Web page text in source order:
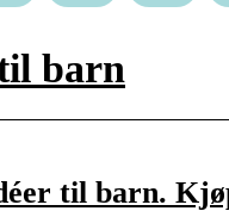
barn
til barn.